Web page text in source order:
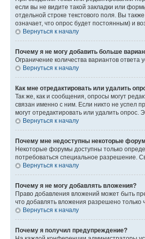
если вы не видите такой закладки или
отдельной строке текстового поля. Вы
означает, что опрос будет постоянным) и
Вернуться к началу
Почему я не могу добавить больше
Ограничение количества вариантов
Вернуться к началу
Как мне отредактировать или удалить
Так же, как и сообщения, опросы могут
связан именно с ним. Если никто не успел
могут отредактировать или удалить опрос.
Вернуться к началу
Почему мне недоступны некоторые
Некоторые форумы доступны только
потребоваться специальное разрешение.
Вернуться к началу
Почему я не могу добавлять вложения?
Право добавления вложений может быть
что добавлять вложения разрешено
Вернуться к началу
Почему я получил предупреждение?